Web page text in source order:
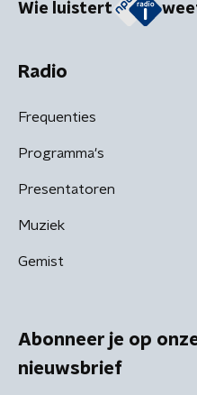
Wie luistert
Radio
Frequenties
Programma's
Presentatoren
Muziek
Gemist
Abonneer je op
nieuwsbrief